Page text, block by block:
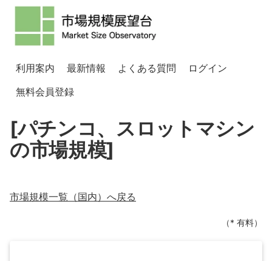
利用案内 最新情報 よくある質問
ログイン
無料会員登録
[パチンコ、スロットマシン
の市場規模]
市場規模一覧（国内）へ戻る
（* 有料）